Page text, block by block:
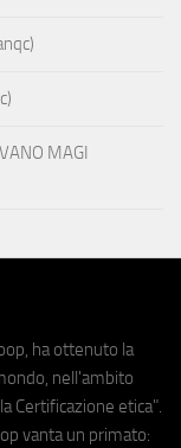
MAGI
ha ottenuto la
nell'ambito
Certificazione etica".
vanta un primato: